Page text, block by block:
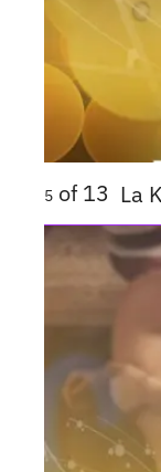
5 of 13 La